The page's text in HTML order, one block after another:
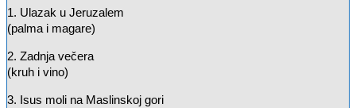
1. Ulazak u Jeruzalem
(palma i magare)
2. Zadnja večera
(kruh i vino)
3. Isus moli na Maslinskoj gori